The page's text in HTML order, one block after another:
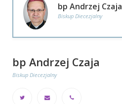
bp Andrzej Czaja
Biskup Diecezjalny
bp Andrzej Czaja
Biskup Diecezjalny